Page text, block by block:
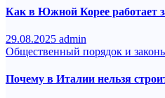
Как в Южной Корее работает
29.08.2025 admin
Общественный порядок и
Почему в Италии нельзя